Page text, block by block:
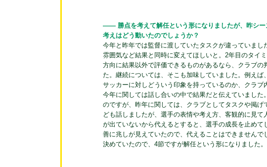
―― 勝点を考えて解任という形になりましたが、昨シ
考えはどう動いたのでしょうか？
今年と昨年では監督に渡していたタスクが違っていまし
雰囲気など結果と同時に変えてほしいと。2年目のタイ
方向に結果以外で評価できるものがあるなら、クラブ
た。継続については、そこも加味していました。例え
サッカーに対しどういう印象を持っているのか、クラブ
今年に関しては話し合いの中で結果だと伝えていまし
のですが、昨年に関しては、クラブとしてタスクや掲
ども話しましたが、選手の表情や考え方、客観的に見
が出ていないから代えるとすると、選手の成長を止め
善に兆しが見えていたので、代えることはできません
決めていたので、4節ですが解任という形になりました。